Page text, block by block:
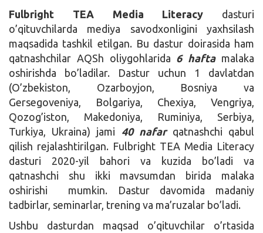
Fulbright TEA Media Literacy dasturi
o’qituvchilarda mediya savodxonligini yaxhsilash
maqsadida tashkil etilgan. Bu dastur doirasida ham
qatnashchilar AQSh oliygohlarida 6 haftamalaka
oshirishda bo’ladilar. Dastur uchun 1 davlatdan
(O’zbekiston, Ozarboyjon, Bosniya va
Gersegoveniya, Bolgariya, Chexiya, Vengriya,
Qozog’iston, Makedoniya, Ruminiya, Serbiya,
Turkiya, Ukraina) jami 40 nafarqatnashchi qabul
qilish rejalashtirilgan. Fulbright TEA Media Literacy
dasturi 2020-yil bahori va kuzida bo’ladi va
qatnashchi shu ikki mavsumdan birida malaka
oshirishi mumkin. Dastur davomida madaniy
tadbirlar, seminarlar, trening va ma’ruzalar bo’ladi.
Ushbu dasturdan maqsad o’qituvchilar o’rtasida